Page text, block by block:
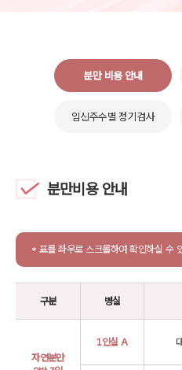
분만 비용 안내
임신주수별 정기검사
분만비용 안내
* 표를 좌우로 스크롤하여 확인하실 수
구분 병실
자연분만
1인실 A